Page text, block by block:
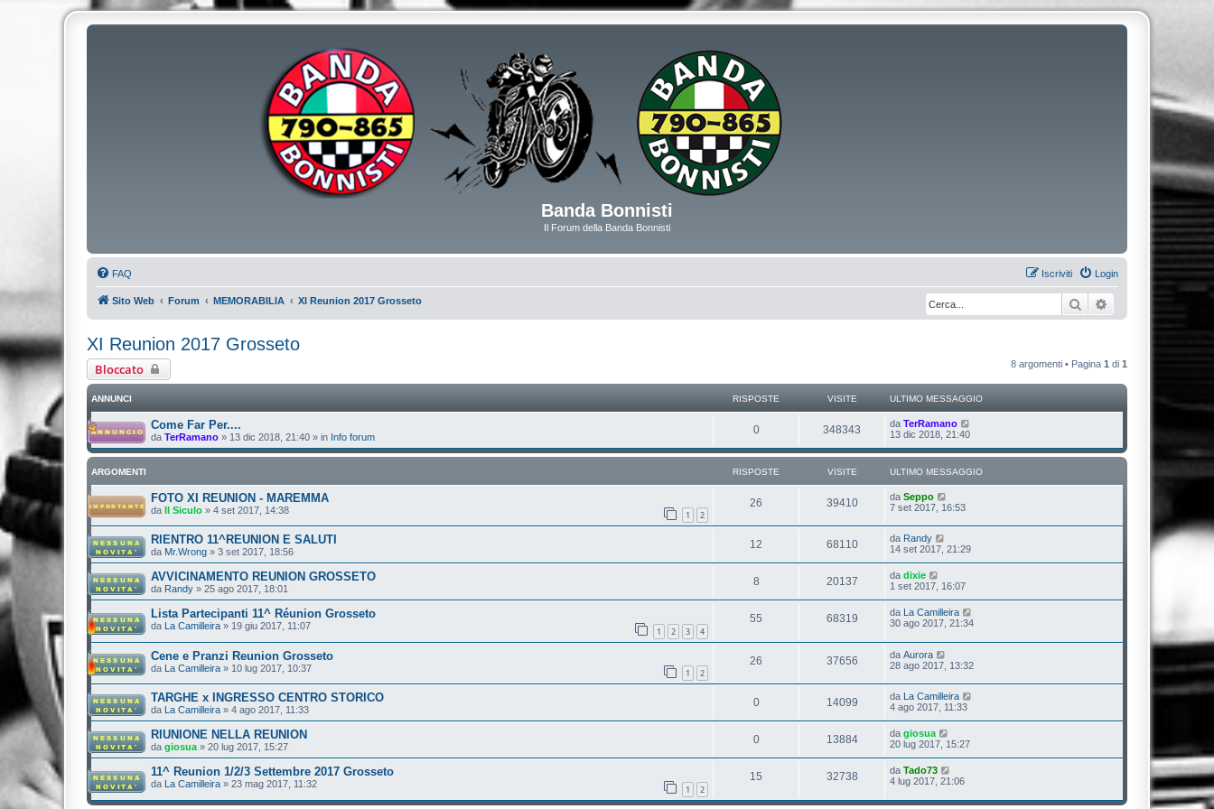
Banda Bonnisti
Il Forum della Banda Bonnisti
FAQ Login
Iscriviti
Sito Web Forum MEMORABILIA XI Reunion 2017 Grosseto Cerca Ricerca avanzata
XI Reunion 2017 Grosseto
Bloccato 8 argomenti • Pagina 1 di 1
ANNUNCI RISPOSTE VISITE ULTIMO MESSAGGIO
Come Far Per....
da TerRamano » 13 dic 2018, 21:40 » in Info forum
0 348343 da TerRamano
13 dic 2018, 21:40
ARGOMENTI RISPOSTE VISITE ULTIMO MESSAGGIO
FOTO XI REUNION - MAREMMA
da Il Siculo » 4 set 2017, 14:38 1 2
26 39410 da Seppo
7 set 2017, 16:53
RIENTRO 11^REUNION E SALUTI
da Mr.Wrong » 3 set 2017, 18:56
12 68110 da Randy
14 set 2017, 21:29
AVVICINAMENTO REUNION GROSSETO
da Randy » 25 ago 2017, 18:01
8 20137 da dixie
1 set 2017, 16:07
Lista Partecipanti 11^ Réunion Grosseto
da La Camilleira » 19 giu 2017, 11:07 1 2 3 4
55 68319 da La Camilleira
30 ago 2017, 21:34
Cene e Pranzi Reunion Grosseto
da La Camilleira » 10 lug 2017, 10:37 1 2
26 37656 da Aurora
28 ago 2017, 13:32
TARGHE x INGRESSO CENTRO STORICO
da La Camilleira » 4 ago 2017, 11:33
0 14099 da La Camilleira
4 ago 2017, 11:33
RIUNIONE NELLA REUNION
da giosua» 20 lug 2017, 15:27
0 13884 da giosua
20 lug 2017, 15:27
11^ Reunion 1/2/3 Settembre 2017 Grosseto
da La Camilleira » 23 mag 2017, 11:32 1 2
15 32738 da Tado73
4 lug 2017, 21:06